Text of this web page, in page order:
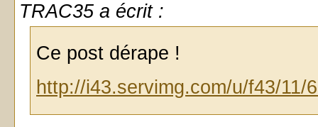
TRAC35 a écrit :
Ce post dérape !
http://i43.servimg.com/u/f43/11/